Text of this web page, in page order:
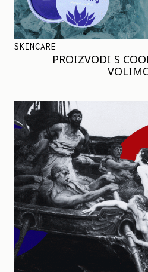
SKINCARE
PROIZVODI S